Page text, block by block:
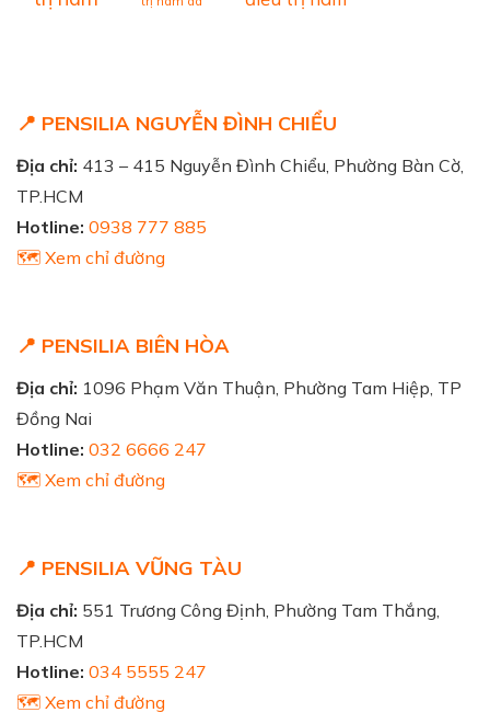
📍 PENSILIA NGUYỄN ĐÌNH CHIỂU
Địa chỉ: 413 – 415 Nguyễn Đình Chiểu, Phường Bàn Cờ,
TP.HCM
Hotline: 0938 777 885
🗺️ Xem chỉ đường
📍 PENSILIA BIÊN HÒA
Địa chỉ: 1096 Phạm Văn Thuận, Phường Tam Hiệp, TP
Đồng Nai
Hotline: 032 6666 247
🗺️ Xem chỉ đường
📍 PENSILIA VŨNG TÀU
Địa chỉ: 551 Trương Công Định, Phường Tam Thắng,
TP.HCM
Hotline: 034 5555 247
🗺️ Xem chỉ đường